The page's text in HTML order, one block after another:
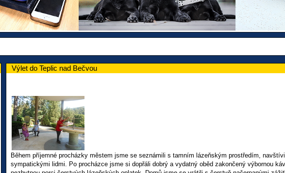
Výlet do Teplic nad Bečvou
Během příjemné procházky městem jsme se seznámili s tamním lázeňským prostředím,
sympatickými lidmi. Po procházce jsme si dopřáli dobrý a vydatný oběd zakončený výbornou